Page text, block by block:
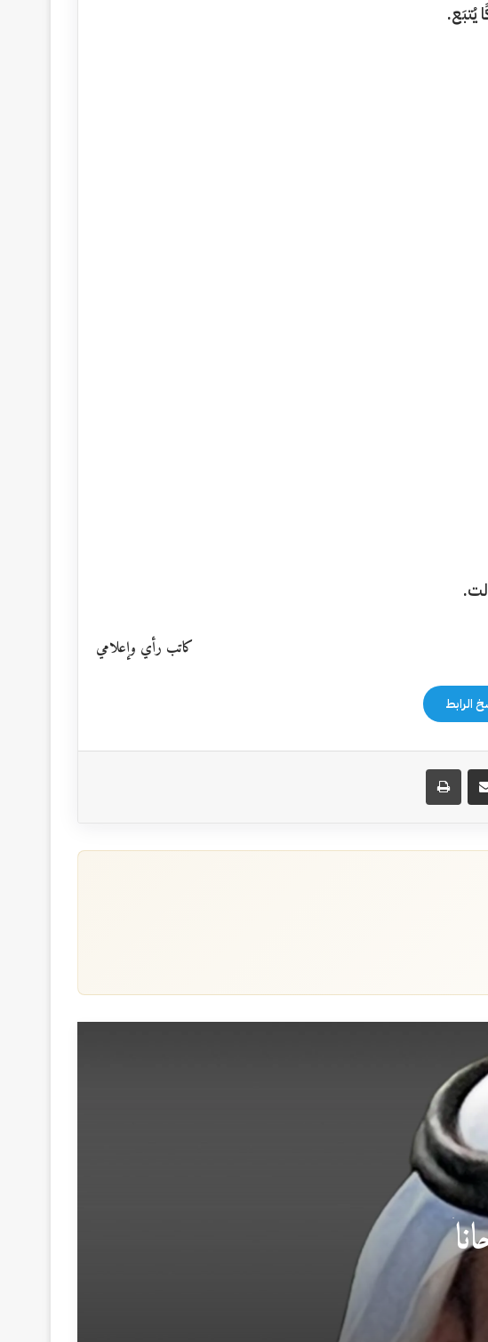
يُتبَع.
كاتب رأي وإعلامي
الرابط
مشاركة عبر البريد طباعة